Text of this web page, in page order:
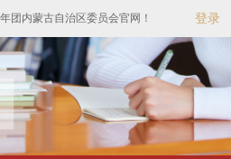
团内蒙古自治区委员会官网！ 登录